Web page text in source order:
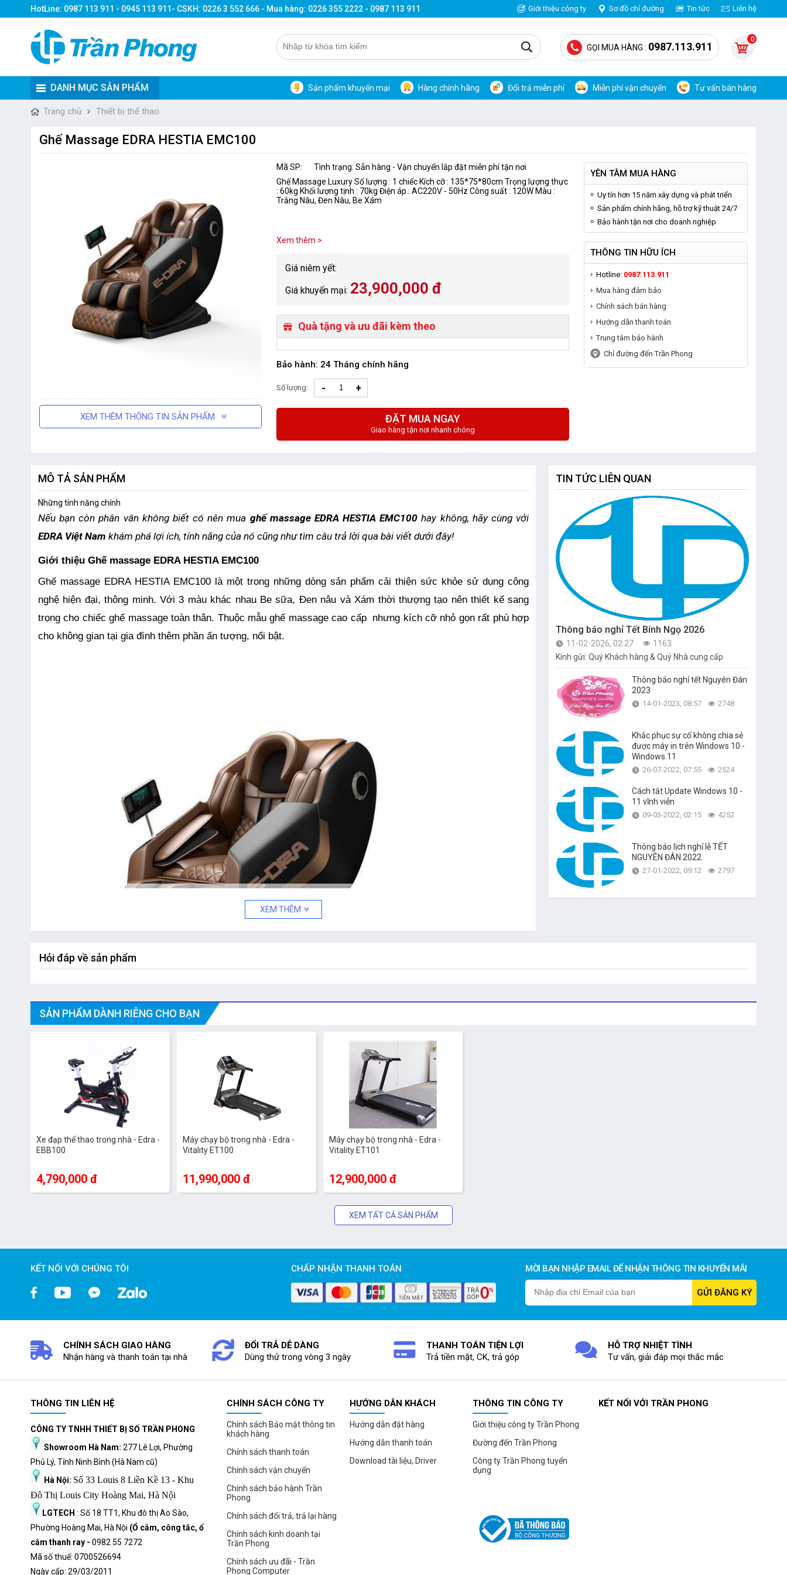
Giới thiệu công ty Sơ đồ chỉ đường Tin tức Liên hệ
HotLine: 0987 113 911 - 0945 113 911- CSKH: 0226 3 552 666 - Mua hàng: 0226 355 2222 - 0987 113 911
0
GỌI MUA HÀNG : 0987.113.911
DANH MỤC SẢN PHẨM Tư vấn bán hàng
Miễn phí vận chuyển
Đổi trả miễn phí
Hàng chính hãng
Sản phẩm khuyến mại
Trang chủ Thiết bị thể thao
Ghế Massage EDRA HESTIA EMC100
XEM THÊM THÔNG TIN SẢN PHẨM
Mã SP:
Tình trạng: Sẵn hàng - Vận chuyển lắp đặt miễn phí tận nơi
Ghế Massage Luxury Số lượng : 1 chiếc Kích cỡ : 135*75*80cm Trọng lượng thực
: 60kg Khối lượng tịnh : 70kg Điện áp : AC220V - 50Hz Công suất : 120W Màu :
Trắng Nâu, Đen Nâu, Be Xám
Xem thêm >
Giá niêm yết:
Giá khuyến mại: 23,900,000 đ
Quà tặng và ưu đãi kèm theo
Bảo hành: 24 Tháng chính hãng
Số lượng: - +
ĐẶT MUA NGAY
Giao hàng tận nơi nhanh chóng
YÊN TÂM MUA HÀNG
Uy tín hơn 15 năm xây dựng và phát triển
Sản phẩm chính hãng, hỗ trợ kỹ thuật 24/7
Bảo hành tận nơi cho doanh nghiệp
THÔNG TIN HỮU ÍCH
Hotline: 0987.113.911
Mua hàng đảm bảo
Chính sách bán hàng
Hướng dẫn thanh toán
Trung tâm bảo hành
Chỉ đường đến Trần Phong
TIN TỨC LIÊN QUAN
Thông báo nghỉ Tết Bính Ngọ 2026
11-02-2026, 02:27
1163
Kính gửi: Quý Khách hàng & Quý Nhà cung cấp
Thông báo nghỉ tết Nguyên Đán
2023
14-01-2023, 08:57 2748
Khắc phục sự cố không chia sẻ
được máy in trên Windows 10 -
Windows 11
26-07-2022, 07:55 2524
Cách tắt Update Windows 10 -
11 vĩnh viễn
09-03-2022, 02:15 4252
Thông báo lịch nghỉ lễ TẾT
NGUYÊN ĐÁN 2022
27-01-2022, 09:12 2797
MÔ TẢ SẢN PHẨM
Những tính năng chính
Nếu bạn còn phân vân không biết có nên mua ghế massage EDRA HESTIA EMC100
EDRA Việt Nam khám phá lợi ích, tính năng của nó cũng như tìm câu trả lời qua bài viết dưới đây!
Giới thiệu Ghế massage EDRA HESTIA EMC100
Ghế massage EDRA HESTIA EMC100 là một trong những dòng sản phẩm cải thiện sức khỏe sử dụng công
nghệ hiện đại, thông minh. Với 3 màu khác nhau Be sữa, Đen nâu và Xám thời thượng tạo nên thiết kế sang
trọng cho chiếc ghế massage toàn thân. Thuộc mẫu ghế massage cao cấp  nhưng kích cỡ nhỏ gọn rất phù hợp
cho không gian tại gia đình thêm phần ấn tượng, nổi bật.
Thông số kỹ thuật cơ bản
Kích cỡ
135x75x80cm
Trọng lượng thực
60kg
Khối lượng tịnh
70kg
Điện áp
AC220V - 50Hz
Thông số kỹ thuật ghế massage EDRA HESTIA EMC100
Ưu điểm vượt trội của sản phẩm
Về thiết kế - chất lượng
XEM THÊM
Hỏi đáp về sản phẩm
SẢN PHẨM DÀNH RIÊNG CHO BẠN
Xe đạp thể thao trong nhà - Edra -
EBB100
4,790,000 đ
Máy chạy bộ trong nhà - Edra -
Vitality ET100
11,990,000 đ
Máy chạy bộ trong nhà - Edra -
Vitality ET101
12,900,000 đ
XEM TẤT CẢ SẢN PHẨM
KẾT NỐI VỚI CHÚNG TÔI CHẤP NHẬN THANH TOÁN MỜI BẠN NHẬP EMAIL ĐỂ NHẬN THÔNG TIN KHUYẾN MÃI
CHÍNH SÁCH GIAO HÀNG
Nhận hàng và thanh toán tại nhà
ĐỔI TRẢ DỄ DÀNG
Dùng thử trong vòng 3 ngày
THANH TOÁN TIỆN LỢI
Trả tiền mặt, CK, trả góp
HỖ TRỢ NHIỆT TÌNH
Tư vấn, giải đáp mọi thắc mắc
KẾT NỐI VỚI TRẦN PHONG
THÔNG TIN LIÊN HỆ
CÔNG TY TNHH THIẾT BỊ SỐ TRẦN PHONG
Showroom Hà Nam: 277 Lê Lợi, Phường
Phủ Lý, Tỉnh Ninh Bình (Hà Nam cũ)
Hà Nội: Số 33 Louis 8 Liền Kề 13 - Khu
Đô Thị Louis City Hoàng Mai, Hà Nội
LGTECH : Số 18 TT1, Khu đô thị Ao Sào,
Phường Hoàng Mai, Hà Nội (Ổ cắm, công tắc, ổ
cắm thanh ray - 0982 55 7272
Mã số thuế: 0700526694
Ngày cấp: 29/03/2011
CHÍNH SÁCH CÔNG TY
Chính sách Bảo mật thông tin
khách hàng
Chính sách thanh toán
Chính sách vận chuyển
Chính sách bảo hành Trần
Phong
Chính sách đổi trả, trả lại hàng
Chính sách kinh doanh tại
Trần Phong
Chính sách ưu đãi - Trần
Phong Computer
HƯỚNG DẪN KHÁCH
HÀNG
Hướng dẫn đặt hàng
Hướng dẫn thanh toán
Download tài liệu, Driver
THÔNG TIN CÔNG TY
Giới thiệu công ty Trần Phong
Đường đến Trần Phong
Công ty Trần Phong tuyển
dụng